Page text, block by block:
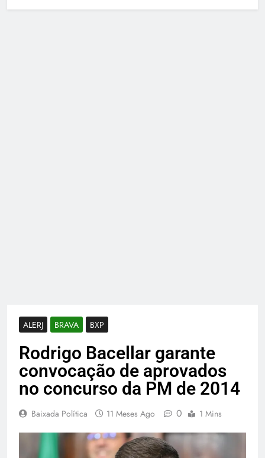
ALERJ BRAVA BXP
Rodrigo Bacellar garante
convocação de aprovados
no concurso da PM de 2014
Baixada Política 11 Meses Ago 0 1 Mins